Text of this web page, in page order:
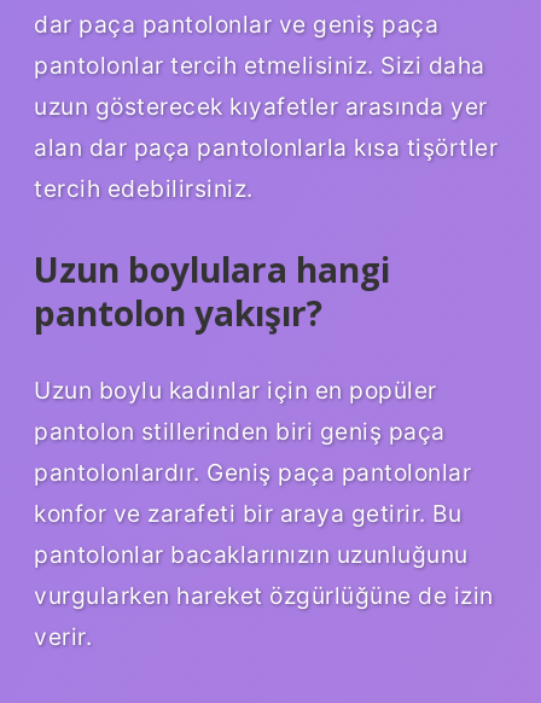
dar paça pantolonlar ve geniş paça
pantolonlar tercih etmelisiniz. Sizi daha
uzun gösterecek kıyafetler arasında yer
alan dar paça pantolonlarla kısa tişörtler
tercih edebilirsiniz.
Uzun boylulara hangi
pantolon yakışır?
Uzun boylu kadınlar için en popüler
pantolon stillerinden biri geniş paça
pantolonlardır. Geniş paça pantolonlar
konfor ve zarafeti bir araya getirir. Bu
pantolonlar bacaklarınızın uzunluğunu
vurgularken hareket özgürlüğüne de izin
verir.